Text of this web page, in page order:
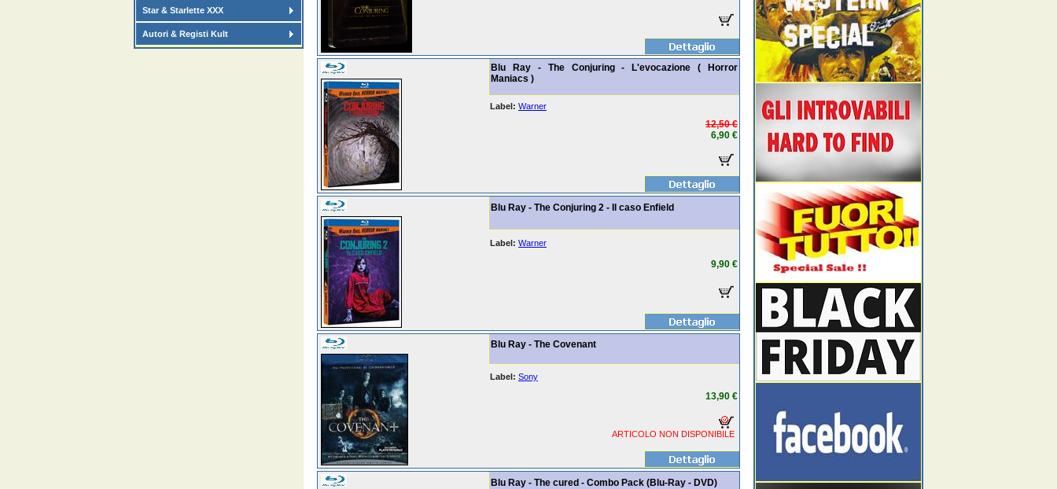
Star & Starlette XXX
Autori & Registi Kult
Blu Ray - The Conjuring - L'evocazione ( Horror
Maniacs )
Label: Warner
12,50 €
6,90 €
Blu Ray - The Conjuring 2 - Il caso Enfield
Label: Warner
9,90 €
Blu Ray - The Covenant
Label: Sony
13,90 €
ARTICOLO NON DISPONIBILE
Blu Ray - The cured - Combo Pack (Blu-Ray - DVD)